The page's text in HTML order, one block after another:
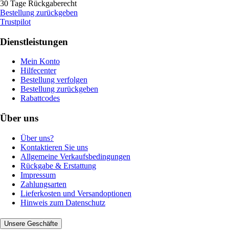
30 Tage Rückgaberecht
Bestellung zurückgeben
Trustpilot
Dienstleistungen
Mein Konto
Hilfecenter
Bestellung verfolgen
Bestellung zurückgeben
Rabattcodes
Über uns
Über uns?
Kontaktieren Sie uns
Allgemeine Verkaufsbedingungen
Rückgabe & Erstattung
Impressum
Zahlungsarten
Lieferkosten und Versandoptionen
Hinweis zum Datenschutz
Unsere Geschäfte